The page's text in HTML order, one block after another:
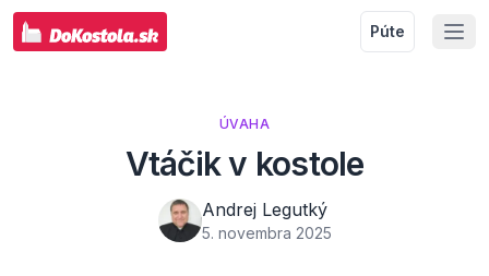
Púte
ÚVAHA
Vtáčik v kostole
Andrej Legutký
5. novembra 2025